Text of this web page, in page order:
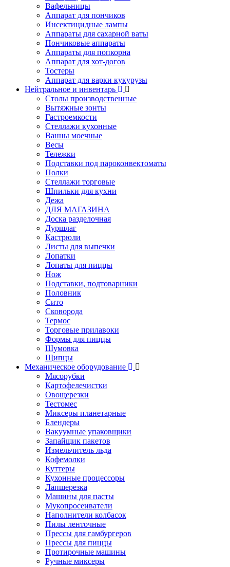
Вафельницы
Аппарат для пончиков
Инсектицидные лампы
Аппараты для сахарной ваты
Пончиковые аппараты
Аппараты для попкорна
Аппарат для хот-догов
Тостеры
Аппарат для варки кукурузы
Нейтральное и инвентарь
Столы производственные
Вытяжные зонты
Гастроемкости
Стеллажи кухонные
Ванны моечные
Весы
Тележки
Подставки под пароконвектоматы
Полки
Стеллажи торговые
Шпильки для кухни
Дежа
ДЛЯ МАГАЗИНА
Доска разделочная
Дуршлаг
Кастрюли
Листы для выпечки
Лопатки
Лопаты для пиццы
Нож
Подставки, подтоварники
Половник
Сито
Сковорода
Термос
Торговые прилавоки
Формы для пиццы
Шумовка
Щипцы
Механическое оборудование
Мясорубки
Картофелечистки
Овощерезки
Тестомес
Миксеры планетарные
Блендеры
Вакуумные упаковщики
Запайщик пакетов
Измельчитель льда
Кофемолки
Куттеры
Кухонные процессоры
Лапшерезка
Машины для пасты
Мукопросеиватели
Наполнители колбасок
Пилы ленточные
Прессы для гамбургеров
Прессы для пиццы
Протирочные машины
Ручные миксеры